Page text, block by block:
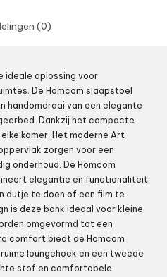
(0)
ideale oplossing voor
De Homcom slaapstoel
handomdraai van een elegante
Dankzij het compacte
kamer. Het moderne Art
zorgen voor een
onderhoud. De Homcom
elegantie en functionaliteit.
dutje te doen of een film te
is deze bank ideaal voor kleine
omgevormd tot een
comfort biedt de Homcom
loungehoek en een tweede
stof en comfortabele